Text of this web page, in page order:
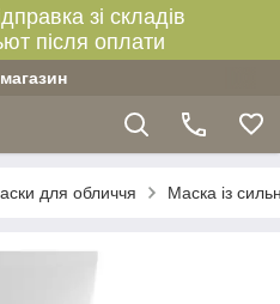
зі складів
після оплати
для обличчя Маска із